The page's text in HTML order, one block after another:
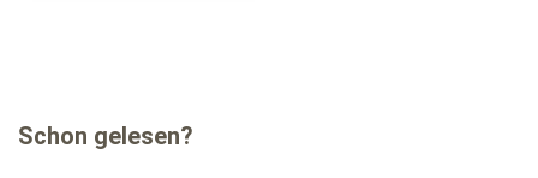
Schon gelesen?